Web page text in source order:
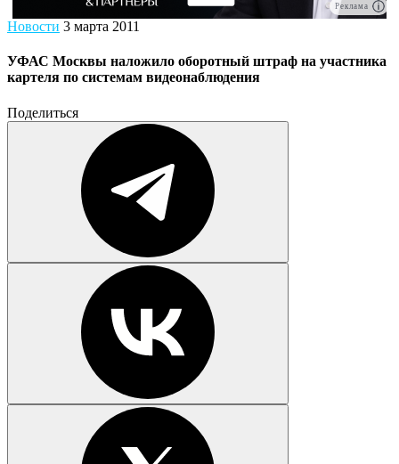
Реклама
Новости 3 марта 2011
УФАС Москвы наложило оборотный штраф на участника
картеля по системам видеонаблюдения
Поделиться